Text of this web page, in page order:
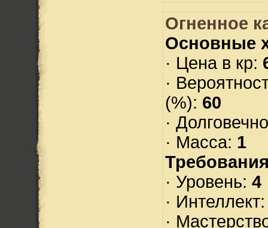
Огненное
Основные
· Цена в кр:
·
(%): 60
·
· Масса: 1
· Уровень: 4
·
·